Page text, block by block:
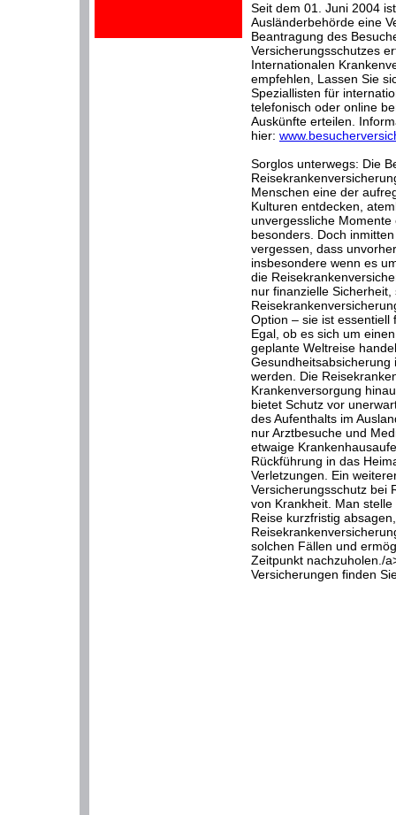
Seit dem 01. Juni 2004
Ausländerbehörde eine
Beantragung des
Versicherungsschutzes
Internationalen
empfehlen, Lassen Sie
Speziallisten für
telefonisch oder online
Auskünfte erteilen.
hier:
Sorglos unterwegs: Die
Menschen eine der
Kulturen entdecken,
unvergessliche
besonders. Doch
vergessen, dass
insbesondere wenn es
die
nur finanzielle
Option – sie ist
Egal, ob es sich um
geplante Weltreise
Gesundheitsabsicherung
werden. Die
Krankenversorgung
bietet Schutz vor
des Aufenthalts im
nur Arztbesuche und
etwaige
Rückführung in das
Verletzungen. Ein
Versicherungsschutz bei
von Krankheit. Man
Reise kurzfristig
solchen Fällen und
Zeitpunkt nachzuholen./
Versicherungen finden